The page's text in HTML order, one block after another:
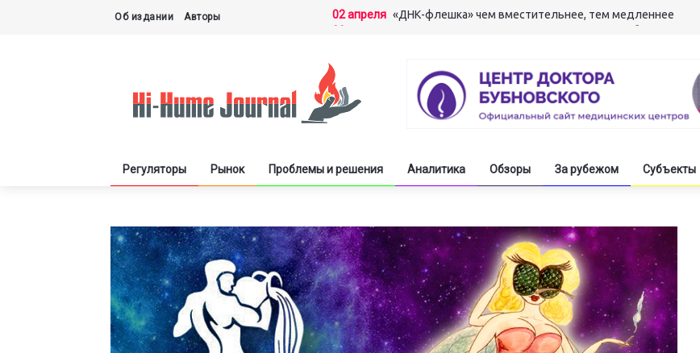
Об издании Авторы 02 апреля «ДНК-флешка» чем вместительнее, тем медленнее
03 декабря
Молодёжь обостряет информационное противоборство
Регуляторы Рынок Проблемы и решения Аналитика Обзоры За рубежом Субъекты